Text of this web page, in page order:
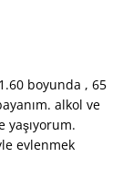
boyunda , 65
alkol ve
yaşıyorum.
evlenmek